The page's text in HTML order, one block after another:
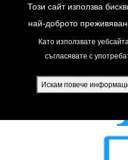
Този сайт използва
най-доброто
Като използвате
съгласявате с
Искам повече